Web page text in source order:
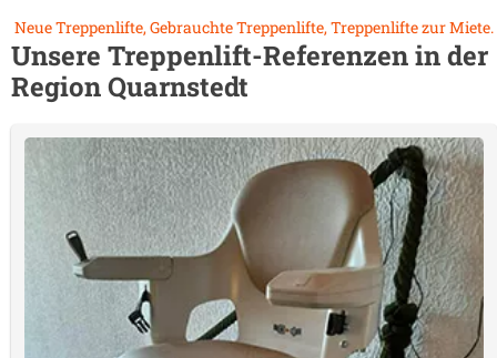
Neue Treppenlifte, Gebrauchte Treppenlifte, Treppenlifte zur Miete.
Unsere Treppenlift-Referenzen in der
RegionQuarnstedt